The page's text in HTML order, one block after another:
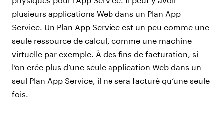
plusieurs applications Web dans un Plan App
Service. Un Plan App Service est un peu comme une
seule ressource de calcul, comme une machine
virtuelle par exemple. À des fins de facturation, si
l’on crée plus d’une seule application Web dans un
seul Plan App Service, il ne sera facturé qu’une seule
fois.